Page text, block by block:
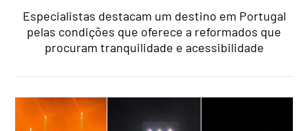
Especialistas destacam um destino em Portugal
pelas condições que oferece a reformados que
procuram tranquilidade e acessibilidade